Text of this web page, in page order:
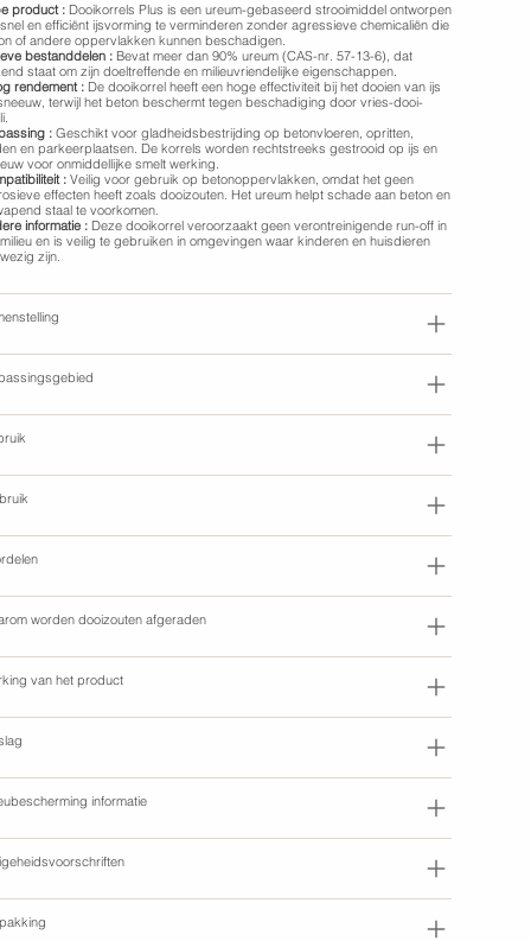
product :Dooikorrels Plus is een ureum-gebaseerd strooimiddel ontworpen
en efficiënt ijsvorming te verminderen zonder agressieve chemicaliën die
of andere oppervlakken kunnen beschadigen.
bestanddelen :Bevat meer dan 90% ureum (CAS-nr. 57-13-6), dat
staat om zijn doeltreffende en milieuvriendelijke eigenschappen.
rendement : De dooikorrel heeft een hoge effectiviteit bij het dooien van ijs
terwijl het beton beschermt tegen beschadiging door vries-dooi-
:Geschikt voor gladheidsbestrijding op betonvloeren, opritten,
en parkeerplaatsen. De korrels worden rechtstreeks gestrooid op ijs en
voor onmiddellijke smelt werking.
:Veilig voor gebruik op betonoppervlakken, omdat het geen
effecten heeft zoals dooizouten. Het ureum helpt schade aan beton en
staal te voorkomen.
informatie : Deze dooikorrel veroorzaakt geen verontreinigende run-off in
en is veilig te gebruiken in omgevingen waar kinderen en huisdieren
zijn.
worden dooizouten afgeraden
van het product
informatie